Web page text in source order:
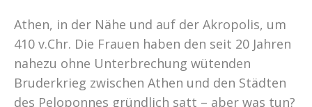
Athen, in der Nähe und auf der Akropolis, um
410 v.Chr. Die Frauen haben den seit 20 Jahren
nahezu ohne Unterbrechung wütenden
Bruderkrieg zwischen Athen und den Städten
des Peloponnes gründlich satt – aber was tun?